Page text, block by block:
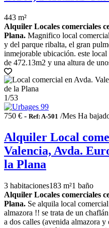
443 m²
Alquiler Locales comerciales
Plana. Magnifico local
y del parque ribalta, el gran
inmejorable ubicación. este
de 472.13m2 y una altura de
1/53
750 € - Ref: A-501 /Mes Ha
Alquiler Local
Valencia, Avda.
la Plana
3 habitaciones183 m²1 baño
Alquiler Locales comerciales
Plana. Se alquila local
almazora !! se trata de un
a dos calles (avenida almazora